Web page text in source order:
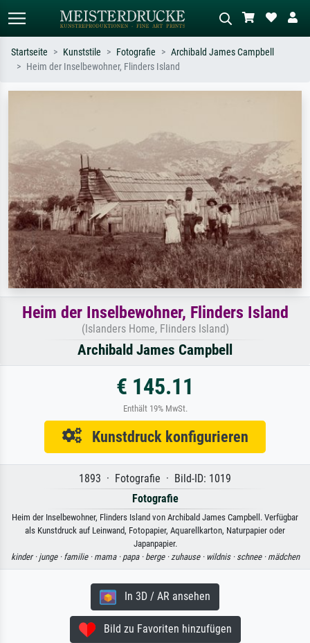
Hokusai, Akt.
Baum.
Startseite Kunststile Fotografie
Archibald James Campbell
Heim der Inselbewohner, Flinders Island
Heim der Inselbewohner, Flinders Island
(Islanders Home, Flinders Island)
Archibald James Campbell
€ 145.11
Enthält 19% MwSt.
Kunstdruck konfigurieren
1893 · Fotografie · Bild-ID: 1019
Fotografie
Heim der Inselbewohner, Flinders Island von Archibald James Campbell. Verfügbar
als Kunstdruck auf Leinwand, Fotopapier, Aquarellkarton, Naturpapier oder
Japanpapier.
kinder · junge · familie · mama · papa · berge ·zuhause · wildnis · schnee · mädchen
In 3D / AR ansehen
Bild zu Favoriten hinzufügen